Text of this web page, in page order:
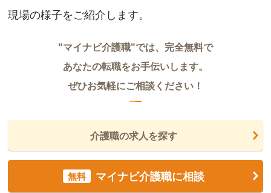
現場の様子をご紹介します。
"マイナビ介護職"では、完全無料で
あなたの転職をお手伝いします。
ぜひお気軽にご相談ください！
介護職の求人を探す
無料 マイナビ介護職に相談